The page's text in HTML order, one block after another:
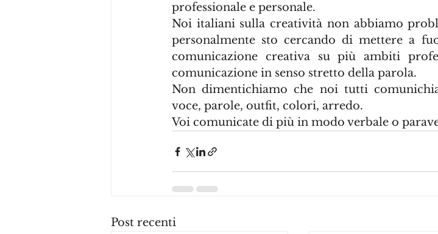
professionale e personale.
Noi italiani sulla creatività non abbiamo
personalmente sto cercando di mettere a
comunicazione creativa su più ambiti
comunicazione in senso stretto della parola.
Non dimentichiamo che noi tutti
voce, parole, outfit, colori, arredo.
Voi comunicate di più in modo verbale o
Post recenti